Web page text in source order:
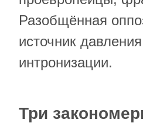
Разобщённая
источник
интронизации.
Три